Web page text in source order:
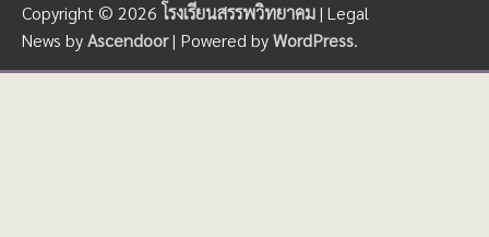
Copyright © 2026 โรงเรียนสรรพวิทยาคม| Legal
News byAscendoor| Powered byWordPress.